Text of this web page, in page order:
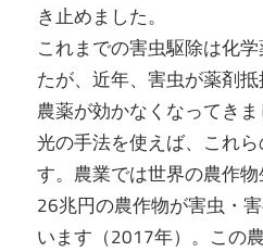
き止めました。
これまでの害虫駆除は化
たが、近年、害虫が薬剤
農薬が効かなくなってき
光の手法を使えば、これ
す。農業では世界の農作
26兆円の農作物が害虫・
います（2017年）。この